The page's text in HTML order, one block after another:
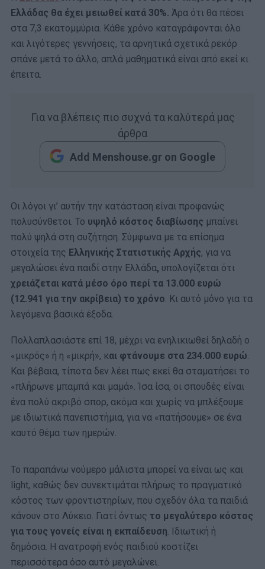
Ελλάδας θα έχει μειωθεί κατά 30%. Άρα ότι θα πέσει
στα 7,3 εκατομμύρια. Κάθε χρόνο καταγράφονται όλο
και λιγότερες γεννήσεις, τα αρνητικά σχετικά ρεκόρ
σπάνε μετά το άλλο, απλά μαθηματικά είναι από εκεί κι
έπειτα.
Για να βλέπεις πιο συχνά τα καλύτερά μας
άρθρα
Add Menshouse.gr on Google
Οι λόγοι γι’ αυτήν την κατάσταση είναι προφανώς
πολυσύνθετοι. Το υψηλό κόστος διαβίωσης μπαίνει
πολύ ψηλά στη συζήτηση. Σύμφωνα με τα επίσημα
στοιχεία της Ελληνικής Στατιστικής Αρχής, για να
μεγαλώσει ένα παιδί στην Ελλάδα, υπολογίζεται ότι
χρειάζεται κατά μέσο όρο περί τα 13.000 ευρώ
(12.941 για την ακρίβεια) το χρόνο. Κι αυτό μόνο για τα
λεγόμενα βασικά έξοδα.
Πολλαπλασιάστε επί 18, μέχρι να ενηλικιωθεί δηλαδή ο
«μικρός» ή η «μικρή», και φτάνουμε στα 234.000 ευρώ.
Και βέβαια, τίποτα δεν λέει πως εκεί θα σταματήσει το
«πλήρωνε μπαμπά και μαμά». Ίσα ίσα, οι σπουδές είναι
ένα πολύ ακριβό σπορ, ακόμα και χωρίς να μπλέξουμε
με ιδιωτικά πανεπιστήμια, για να «πατήσουμε» σε ένα
καυτό θέμα των ημερών.
Το παραπάνω νούμερο μάλιστα μπορεί να είναι ως και
light, καθώς δεν συνεκτιμάται πλήρως το πραγματικό
κόστος των φροντιστηρίων, που σχεδόν όλα τα παιδιά
κάνουν στο Λύκειο. Γιατί όντως το μεγαλύτερο κόστος
για τους γονείς είναι η εκπαίδευση. Ιδιωτική ή
δημόσια. Η ανατροφή ενός παιδιού κοστίζει
περισσότερα όσο αυτό μεγαλώνει.